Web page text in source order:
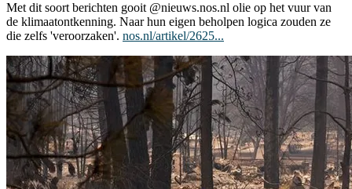
Met dit soort berichten gooit @nieuws.nos.nl olie op het vuur van
de klimaatontkenning. Naar hun eigen beholpen logica zouden ze
die zelfs 'veroorzaken'. nos.nl/artikel/2625...